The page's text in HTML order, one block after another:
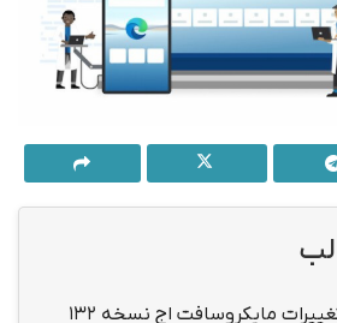
مایکروسافت اج نسخه ۱۳۲